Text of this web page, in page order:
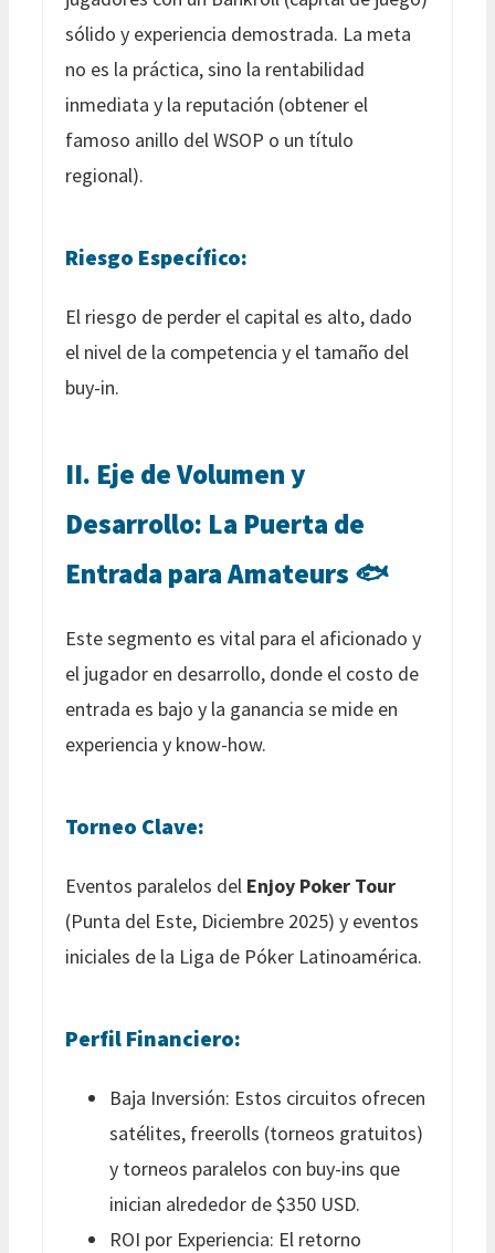
sólido y experiencia demostrada. La meta
no es la práctica, sino la rentabilidad
inmediata y la reputación (obtener el
famoso anillo del WSOP o un título
regional).
Riesgo Específico:
El riesgo de perder el capital es alto, dado
el nivel de la competencia y el tamaño del
buy-in.
II. Eje de Volumen y
Desarrollo: La Puerta de
Entrada para Amateurs 🐟
Este segmento es vital para el aficionado y
el jugador en desarrollo, donde el costo de
entrada es bajo y la ganancia se mide en
experiencia y know-how.
Torneo Clave:
Eventos paralelos del Enjoy Poker Tour
(Punta del Este, Diciembre 2025) y eventos
iniciales de la Liga de Póker Latinoamérica.
Perfil Financiero:
Baja Inversión: Estos circuitos ofrecen
satélites, freerolls (torneos gratuitos)
y torneos paralelos con buy-ins que
inician alrededor de $350 USD.
ROI por Experiencia: El retorno